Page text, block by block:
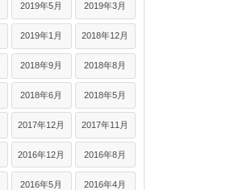
2019年5月 2019年3月
2019年1月 2018年12月
2018年9月 2018年8月
2018年6月 2018年5月
2017年12月 2017年11月
2016年12月 2016年8月
2016年5月 2016年4月